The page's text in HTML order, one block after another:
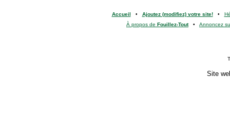
Accueil • Ajoutez (modifiez) votre site!•
À propos de Fouillez-Tout• Annoncez
Site